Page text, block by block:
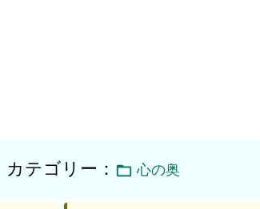
カテゴリー： 心の奥